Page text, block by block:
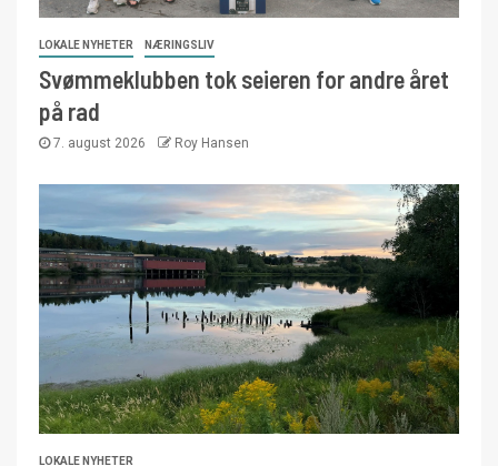
LOKALE NYHETER NÆRINGSLIV
Svømmeklubben tok seieren for andre året
på rad
7. august 2026 Roy Hansen
LOKALE NYHETER